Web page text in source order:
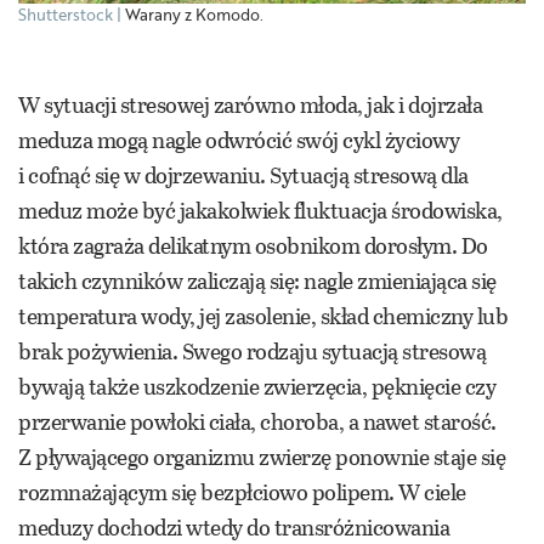
Shutterstock Warany z Komodo.
W sytuacji stresowej zarówno młoda, jak i dojrzała
meduza mogą nagle odwrócić swój cykl życiowy
i cofnąć się w dojrzewaniu. Sytuacją stresową dla
meduz może być jakakolwiek fluktuacja środowiska,
która zagraża delikatnym osobnikom dorosłym. Do
takich czynników zaliczają się: nagle zmieniająca się
temperatura wody, jej zasolenie, skład chemiczny lub
brak pożywienia. Swego rodzaju sytuacją stresową
bywają także uszkodzenie zwierzęcia, pęknięcie czy
przerwanie powłoki ciała, choroba, a nawet starość.
Z pływającego organizmu zwierzę ponownie staje się
rozmnażającym się bezpłciowo polipem. W ciele
meduzy dochodzi wtedy do transróżnicowania